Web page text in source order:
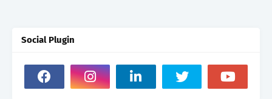
Social Plugin